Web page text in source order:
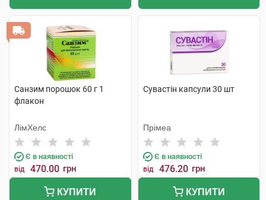
Санзим порошок 60 г 1
флакон
ЛімХелс
Є в наявності
від 470.00 грн
КУПИТИ
Сувастін капсули 30 шт
Прімеа
Є в наявності
від 476.20 грн
КУПИТИ